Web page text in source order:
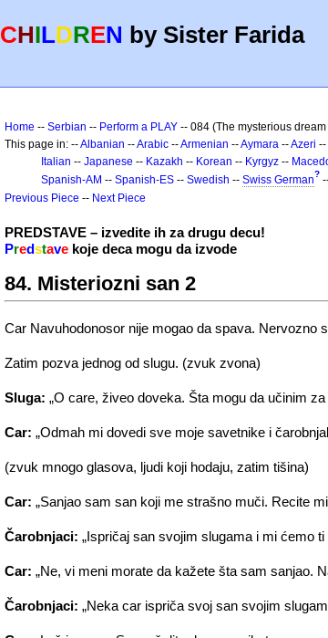
CHILDREN by Sister Farida
Home -- Serbian -- Perform a PLAY -- 084 (The mysterious dream
This page in: --Albanian --Arabic --Armenian --Aymara --Azeri --
Italian -- Japanese -- Kazakh -- Korean -- Kyrgyz --
Spanish-AM -- Spanish-ES -- Swedish -- Swiss German?
Previous Piece -- Next Piece
PREDSTAVE – izvedite ih za drugu decu!
Predstave koje deca mogu da izvode
84. Misteriozni san 2
Car Navuhodonosor nije mogao da spava. Nervozno
Zatim pozva jednog od slugu. (zvuk zvona)
Sluga: „O care, živeo doveka. Šta mogu da učinim za
Car: „Odmah mi dovedi sve moje savetnike i
(zvuk mnogo glasova, ljudi koji hodaju, zatim tišina)
Car: „Sanjao sam san koji me strašno muči. Recite
Čarobnjaci: „Ispričaj san svojim slugama i mi ćemo ti
Car: „Ne, vi meni morate da kažete šta sam sanjao.
Čarobnjaci: „Neka car ispriča svoj san svojim